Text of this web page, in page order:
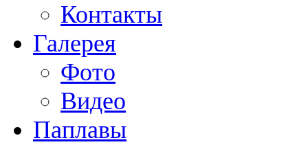
Контакты
Галерея
Фото
Видео
Паплавы